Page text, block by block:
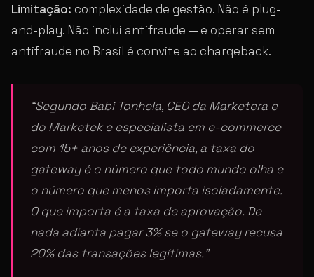
Limitação: complexidade de gestão. Não é plug-
and-play. Não inclui antifraude — e operar sem
antifraude no Brasil é convite ao chargeback.
“Segundo Babi Tonhela, CEO da Marketera e
do Marketek e especialista em e-commerce
com 15+ anos de experiência, a taxa do
gateway é o número que todo mundo olha e
o número que menos importa isoladamente.
O que importa é a taxa de aprovação. De
nada adianta pagar 3% se o gateway recusa
20% das transações legítimas.”